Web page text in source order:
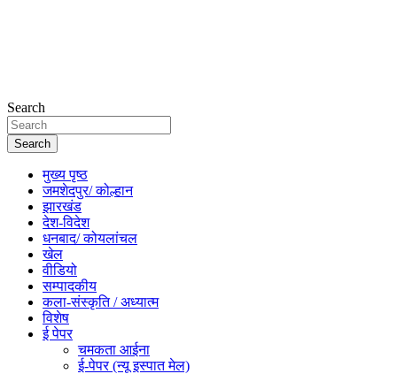
Search
Search
मुख्य पृष्ठ
जमशेदपुर/ कोल्हान
झारखंड
देश-विदेश
धनबाद/ कोयलांचल
खेल
वीडियो
सम्पादकीय
कला-संस्कृति / अध्यात्म
विशेष
ई पेपर
चमकता आईना
ई-पेपर (न्यू इस्पात मेल)